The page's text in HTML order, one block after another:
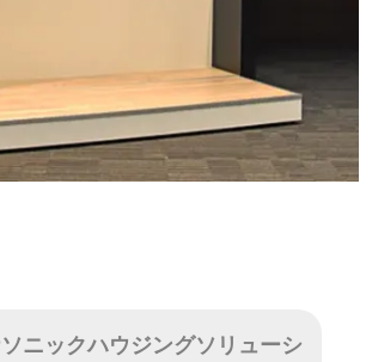
ニックハウジングソリューシ